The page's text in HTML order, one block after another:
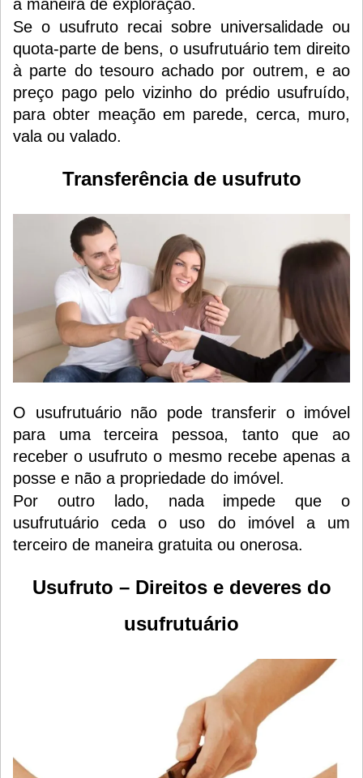
a maneira de exploração.
Se o usufruto recai sobre universalidade ou
quota-parte de bens, o usufrutuário tem direito
à parte do tesouro achado por outrem, e ao
preço pago pelo vizinho do prédio usufruído,
para obter meação em parede, cerca, muro,
vala ou valado.
Transferência de usufruto
O usufrutuário não pode transferir o imóvel
para uma terceira pessoa, tanto que ao
receber o usufruto o mesmo recebe apenas a
posse e não a propriedade do imóvel.
Por outro lado, nada impede que o
usufrutuário ceda o uso do imóvel a um
terceiro de maneira gratuita ou onerosa.
Usufruto – Direitos e deveres do
usufrutuário